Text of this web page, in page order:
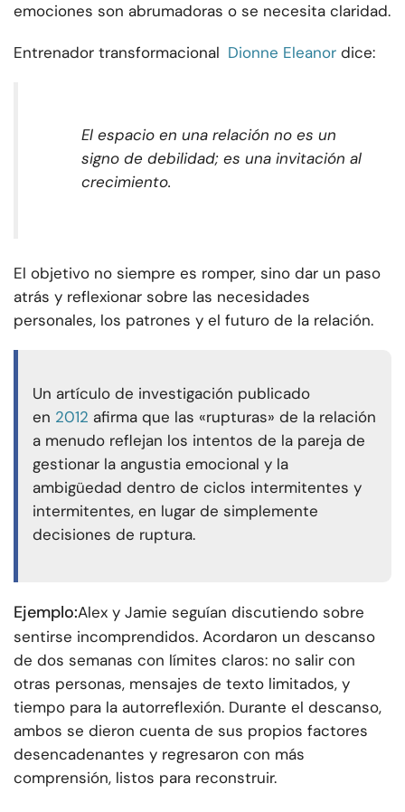
emociones son abrumadoras o se necesita claridad.
Entrenador transformacional Dionne Eleanor dice:
El espacio en una relación no es un
signo de debilidad; es una invitación al
crecimiento.
El objetivo no siempre es romper, sino dar un paso
atrás y reflexionar sobre las necesidades
personales, los patrones y el futuro de la relación.
Un artículo de investigación publicado
en 2012 afirma que las «rupturas» de la relación
a menudo reflejan los intentos de la pareja de
gestionar la angustia emocional y la
ambigüedad dentro de ciclos intermitentes y
intermitentes, en lugar de simplemente
decisiones de ruptura.
Ejemplo:Alex y Jamie seguían discutiendo sobre
sentirse incomprendidos. Acordaron un descanso
de dos semanas con límites claros: no salir con
otras personas, mensajes de texto limitados, y
tiempo para la autorreflexión. Durante el descanso,
ambos se dieron cuenta de sus propios factores
desencadenantes y regresaron con más
comprensión, listos para reconstruir.